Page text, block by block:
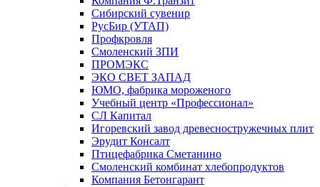
Сибирский сувенир
РусБир (УТАП)
Профкровля
Смоленский ЗПИ
ПРОМЭКС
ЭКО СВЕТ ЗАПАД
ЮМО, фабрика мороженого
Учебный центр «Профессионал»
СЛ Капитал
Игоревский завод древесностружечных плит
Эрудит Консалт
Птицефабрика Сметанино
Смоленский комбинат хлебопродуктов
Компания Бетонгарант